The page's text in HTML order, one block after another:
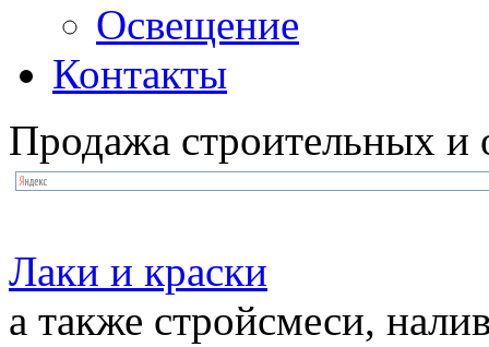
Освещение
Контакты
Продажа строительных и
Лаки и краски
а также стройсмеси,